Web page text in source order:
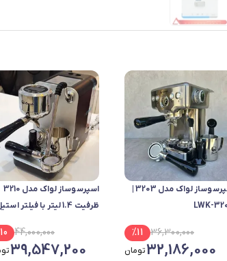
LWK-
36,300,000
%11
32,186,000تومان
اسپرسوساز لواک مدل 3210
ظرفیت 1.4 لیتر با فیلتر
44,000,000
10
39,547,200